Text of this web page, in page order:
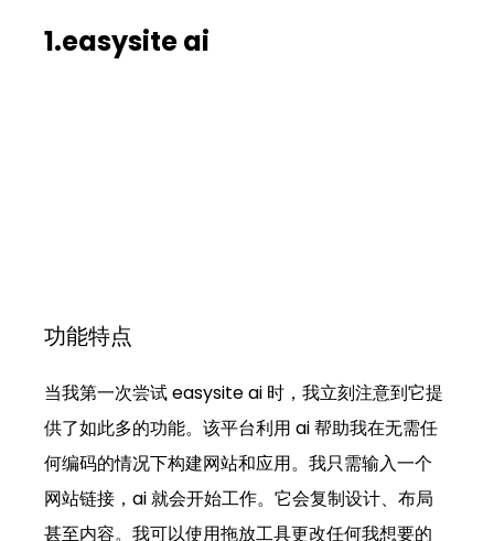
1.easysite ai
功能特点
当我第一次尝试 easysite ai 时，我立刻注意到它提
供了如此多的功能。该平台利用 ai 帮助我在无需任
何编码的情况下构建网站和应用。我只需输入一个
网站链接，ai 就会开始工作。它会复制设计、布局
甚至内容。我可以使用拖放工具更改任何我想要的